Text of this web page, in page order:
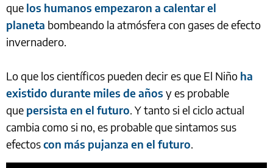
que los humanos empezaron a calentar el
planeta bombeando la atmósfera con gases de efecto
invernadero.
Lo que los científicos pueden decir es que El Niño ha
existido durante miles de años y es probable
que persista en el futuro. Y tanto si el ciclo actual
cambia como si no, es probable que sintamos sus
efectoscon más pujanza en el futuro.